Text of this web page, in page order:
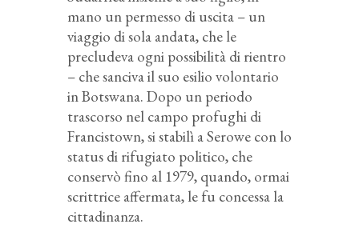
mano un permesso di uscita – un
viaggio di sola andata, che le
precludeva ogni possibilità di rientro
– che sanciva il suo esilio volontario
in Botswana. Dopo un periodo
trascorso nel campo profughi di
Francistown, si stabilì a Serowe con lo
status di rifugiato politico, che
conservò fino al 1979, quando, ormai
scrittrice affermata, le fu concessa la
cittadinanza.